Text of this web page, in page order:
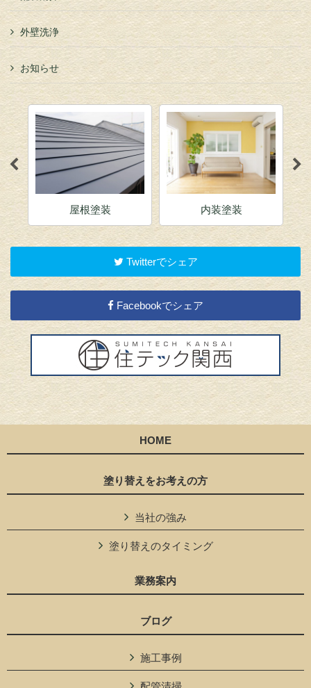
外壁洗浄
お知らせ
屋根塗装 内装塗装
Twitterでシェア
Facebookでシェア
HOME
塗り替えをお考えの方
当社の強み
塗り替えのタイミング
業務案内
ブログ
施工事例